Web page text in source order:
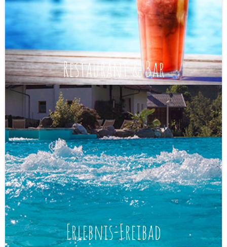
Restaurant & Bar
Erlebnis-Freibad